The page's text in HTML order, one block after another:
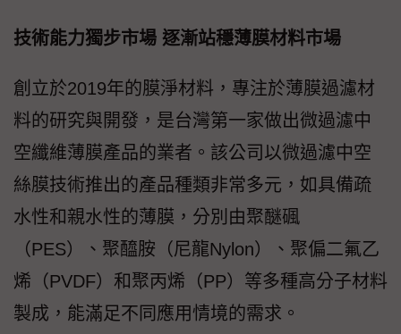
技術能力獨步市場 逐漸站穩薄膜材料市場
創立於2019年的膜淨材料，專注於薄膜過濾材
料的研究與開發，是台灣第一家做出微過濾中
空纖維薄膜產品的業者。該公司以微過濾中空
絲膜技術推出的產品種類非常多元，如具備疏
水性和親水性的薄膜，分別由聚醚碸
（PES）、聚醯胺（尼龍Nylon）、聚偏二氟乙
烯（PVDF）和聚丙烯（PP）等多種高分子材料
製成，能滿足不同應用情境的需求。